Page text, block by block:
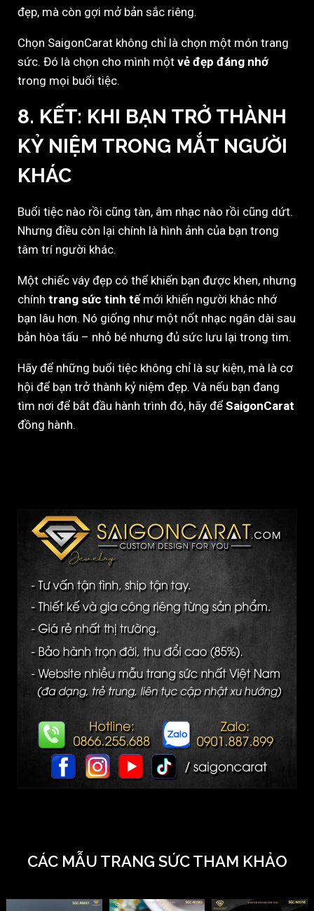
đẹp, mà còn gợi mở bản sắc riêng.
Chọn SaigonCarat không chỉ là chọn một món trang
sức. Đó là chọn cho mình một vẻ đẹp đáng nhớ
trong mọi buổi tiệc.
8. KẾT: KHI BẠN TRỞ THÀNH
KỶ NIỆM TRONG MẮT NGƯỜI
KHÁC
Buổi tiệc nào rồi cũng tàn, âm nhạc nào rồi cũng dứt.
Nhưng điều còn lại chính là hình ảnh của bạn trong
tâm trí người khác.
Một chiếc váy đẹp có thể khiến bạn được khen, nhưng
chính trang sức tinh tếmới khiến người khác nhớ
bạn lâu hơn. Nó giống như một nốt nhạc ngân dài sau
bản hòa tấu – nhỏ bé nhưng đủ sức lưu lại trong tim.
Hãy để những buổi tiệc không chỉ là sự kiện, mà là cơ
hội để bạn trở thành kỷ niệm đẹp. Và nếu bạn đang
tìm nơi để bắt đầu hành trình đó, hãy để SaigonCarat
đồng hành.
CÁC MẪU TRANG SỨC THAM KHẢO